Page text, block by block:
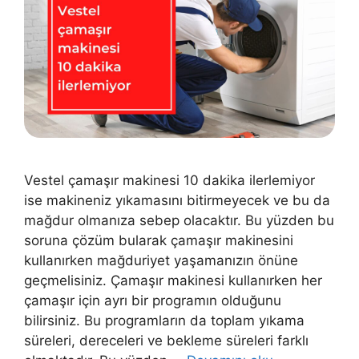
Vestel çamaşır makinesi 10 dakika ilerlemiyor
ise makineniz yıkamasını bitirmeyecek ve bu da
mağdur olmanıza sebep olacaktır. Bu yüzden bu
soruna çözüm bularak çamaşır makinesini
kullanırken mağduriyet yaşamanızın önüne
geçmelisiniz. Çamaşır makinesi kullanırken her
çamaşır için ayrı bir programın olduğunu
bilirsiniz. Bu programların da toplam yıkama
süreleri, dereceleri ve bekleme süreleri farklı